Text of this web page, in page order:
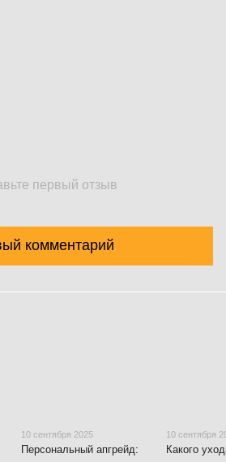
первый отзыв
комментарий
10 сентября 2025
Персональный апгрейд:
10 сентября
Какого